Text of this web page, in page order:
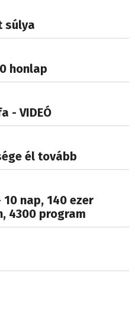
súlya
honlap
- VIDEÓ
él tovább
nap, 140 ezer
4300 program